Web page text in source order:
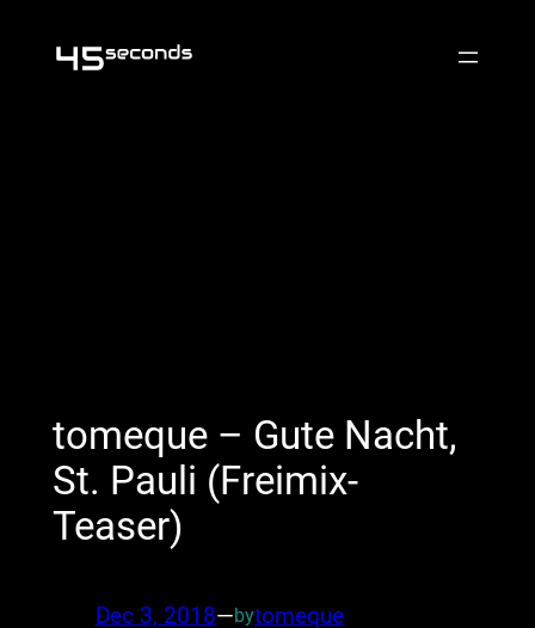
tomeque – Gute Nacht,
St. Pauli (Freimix-
Teaser)
Dec 3, 2018—bytomeque